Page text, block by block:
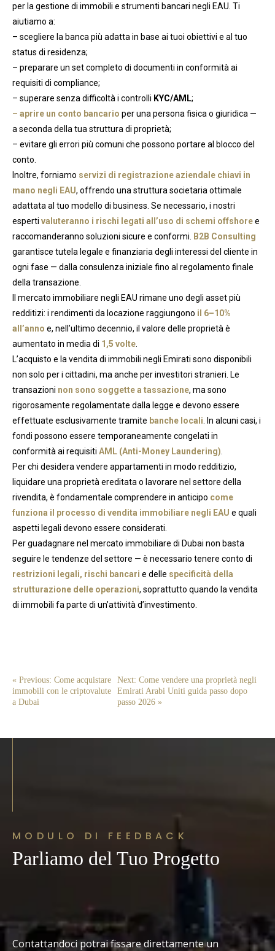
per la gestione di immobili e strumenti bancari negli EAU. Ti
aiutiamo a:
– scegliere la banca più adatta in base ai tuoi obiettivi e al tuo
status di residenza;
– preparare un set completo di documenti in conformità ai
requisiti di compliance;
– superare senza difficoltà i controlli KYC/AML;
– aprire un conto bancario per una persona fisica o giuridica —
a seconda della tua struttura di proprietà;
– evitare gli errori più comuni che possono portare al blocco del
conto.
Inoltre, forniamo servizi di registrazione aziendale chiavi in
mano negli EAU, offrendo una struttura societaria ottimale
adattata al tuo modello di business. Se necessario, i nostri
esperti valuteranno i rischi legati all’uso di schemi offshoree
raccomanderanno soluzioni sicure e conformi.
B2B Consulting
garantisce tutela legale e finanziaria degli interessi del cliente in
ogni fase — dalla consulenza iniziale fino al regolamento finale
della transazione.
Il mercato immobiliare negli EAU rimane uno degli asset più
redditizi: i rendimenti da locazione raggiungono il 6–10%
all’anno e, nell’ultimo decennio, il valore delle proprietà è
aumentato in media di 1,5 volte
L’acquisto e la vendita di immobili negli Emirati sono disponibili
non solo per i cittadini, ma anche per investitori stranieri. Le
transazioni non sono soggette a tassazione, ma sono
rigorosamente regolamentate dalla legge e devono essere
effettuate esclusivamente tramite banche locali . In alcuni casi, i
fondi possono essere temporaneamente congelati in
conformità ai requisiti AML (Anti-Money Laundering)
Per chi desidera vendere appartamenti in modo redditizio,
liquidare una proprietà ereditata o lavorare nel settore della
rivendita, è fondamentale comprendere in anticipo come
funziona il processo di vendita immobiliare negli EAU e quali
aspetti legali devono essere considerati.
Per guadagnare nel mercato immobiliare di Dubai non basta
seguire le tendenze del settore — è necessario tenere conto di
restrizioni legali, rischi bancari e delle specificità della
strutturazione delle operazioni, soprattutto quando la vendita
di immobili fa parte di un’attività d’investimento.
« Previous: Come acquistare
immobili con le criptovalute
a Dubai
Next: Come vendere una proprietà negli
Emirati Arabi Uniti guida passo dopo
passo 2026 »
MODULO DI FEEDBACK
Parliamo del Tuo Progetto
Contattandoci potrai fissare direttamente un